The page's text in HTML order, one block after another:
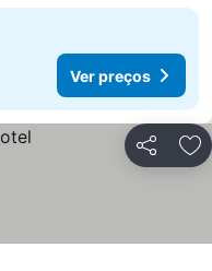
Ver preços
Partilhar